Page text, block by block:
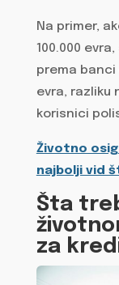
Na primer,
100.000
prema banci
evra, razliku
korisnici
Životno
najbolji vid
Šta
za